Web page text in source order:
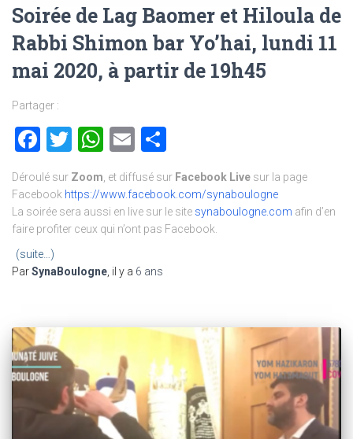
Soirée de Lag Baomer et Hiloula de
Rabbi Shimon bar Yo’hai, lundi 11
mai 2020, à partir de 19h45
Partager :
Facebook
Twitter
WhatsApp
Email
Déroulé sur Zoom , et diffusé sur Facebook Live sur la page
Facebook https://www.facebook.com/synaboulogne
La soirée sera aussi en live sur le site synaboulogne.com afin d’en
faire profiter ceux qui n’ont pas Facebook.
(suite…)
ParSynaBoulogne , il y a 6 ans